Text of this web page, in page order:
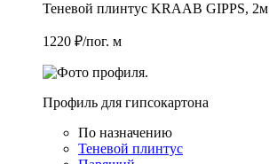
Теневой плинтус KRAAB GIPPS, 2м
1220 ₽/пог. м
Профиль для гипсокартона
По назначению
Теневой плинтус